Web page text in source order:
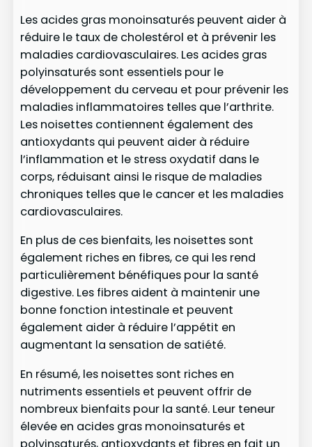
Les acides gras monoinsaturés peuvent aider à
réduire le taux de cholestérol et à prévenir les
maladies cardiovasculaires. Les acides gras
polyinsaturés sont essentiels pour le
développement du cerveau et pour prévenir les
maladies inflammatoires telles que l’arthrite.
Les noisettes contiennent également des
antioxydants qui peuvent aider à réduire
l’inflammation et le stress oxydatif dans le
corps, réduisant ainsi le risque de maladies
chroniques telles que le cancer et les maladies
cardiovasculaires.
En plus de ces bienfaits, les noisettes sont
également riches en fibres, ce qui les rend
particulièrement bénéfiques pour la santé
digestive. Les fibres aident à maintenir une
bonne fonction intestinale et peuvent
également aider à réduire l’appétit en
augmentant la sensation de satiété.
En résumé, les noisettes sont riches en
nutriments essentiels et peuvent offrir de
nombreux bienfaits pour la santé. Leur teneur
élevée en acides gras monoinsaturés et
polyinsaturés, antioxydants et fibres en fait un